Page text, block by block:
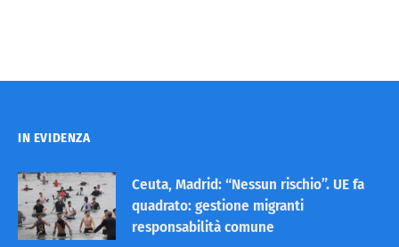
IN EVIDENZA
Ceuta, Madrid: “Nessun rischio”. UE fa
quadrato: gestione migranti
responsabilità comune